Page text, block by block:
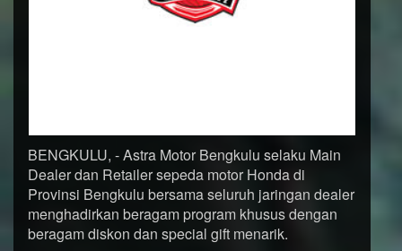
BENGKULU, - Astra Motor Bengkulu selaku Main
Dealer dan Retailer sepeda motor Honda di
Provinsi Bengkulu bersama seluruh jaringan dealer
menghadirkan beragam program khusus dengan
beragam diskon dan special gift menarik.